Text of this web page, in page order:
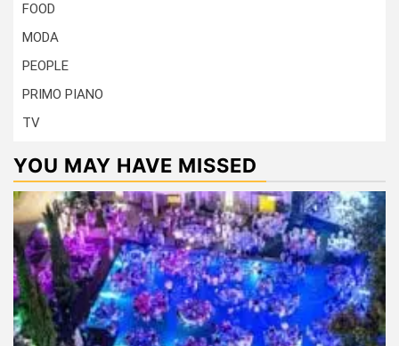
FOOD
MODA
PEOPLE
PRIMO PIANO
TV
YOU MAY HAVE MISSED